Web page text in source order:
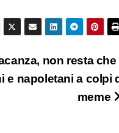
non resta che
e napoletani a colpi
meme